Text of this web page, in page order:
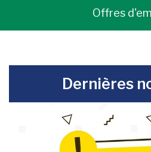
Offres
Dernières